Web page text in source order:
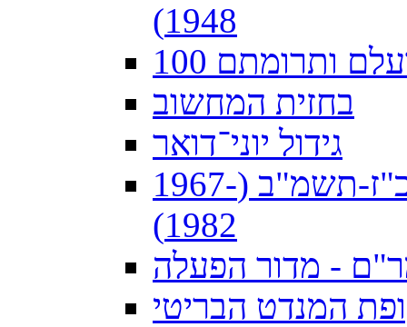
1948)
ותרומתם
בחזית המחשוב
גידול יוני־דואר
תשתית הקשר הנייח בסיני תשכ"ז-תשמ"ב (1967-
1982)
- מדור הפעלה
המנדט הבריטי